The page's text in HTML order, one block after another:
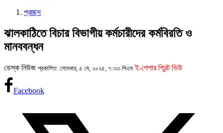
প্রচ্ছদ
ঝালকাঠিতে বিচার বিভাগীয় কর্মচারীদের কর্মবিরতি ও
মানববন্ধন
ডেস্ক নিউজ প্রকাশিত: সোমবার, ৫ মে, ২০২৫, ৭:৩৩ পিএম ই-পেপার প্রিন্ট ভিউ
Facebook